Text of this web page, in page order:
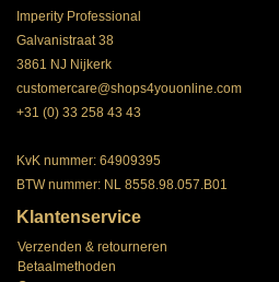
Imperity Professional
Galvanistraat 38
3861 NJ Nijkerk
customercare@shops4youonline.com
+31 (0) 33 258 43 43
KvK nummer: 64909395
BTW nummer: NL 8558.98.057.B01
Klantenservice
Verzenden & retourneren
Betaalmethoden